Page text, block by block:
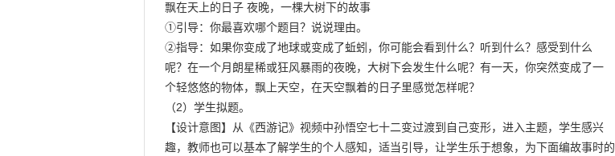
飘在天上的日子 夜晚，一棵大树下的故事
①引导：你最喜欢哪个题目？说说理由。
②指导：如果你变成了地球或变成了蚯蚓，你可能会看到什么？听到什么？感受到什么
呢？在一个月朗星稀或狂风暴雨的夜晚，大树下会发生什么呢？有一天，你突然变成了一
个轻悠悠的物体，飘上天空，在天空飘着的日子里感觉怎样呢？
（2）学生拟题。
【设计意图】从《西游记》视频中孙悟空七十二变过渡到自己变形，进入主题，学生感兴
趣，教师也可以基本了解学生的个人感知，适当引导，让学生乐于想象，为下面编故事时的